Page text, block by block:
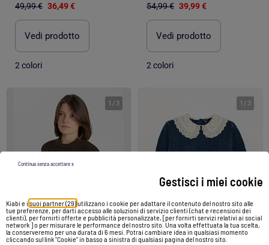
Gestisci i miei cookie
Kiabi e i suoi partner (29)utilizzano i cookie per adattare il contenuto del nostro sito alle
tue preferenze, per darti accesso alle soluzioni di servizio clienti (chat e recensioni dei
clienti), per fornirti offerte e pubblicità personalizzate, [per fornirti servizi relativi ai social
network ] o per misurare le performance del nostro sito. Una volta effettuata la tua scelta,
la conserveremo per una durata di 6 mesi. Potrai cambiare idea in qualsiasi momento
cliccando sul link "Cookie" in basso a sinistra di qualsiasi pagina del nostro sito.
Continua senza accettare x
49,99 € 36,49 €
Vedi prodotto
2 colori
54,99 € 39,99 €
Vedi prodotto
2 colori
1 / 3 1 / 3